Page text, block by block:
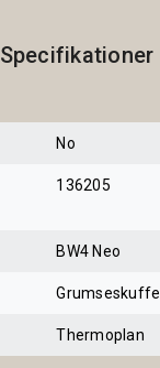
Specifikationer
No
136205
BW4 Neo
Grumseskuffe
Thermoplan